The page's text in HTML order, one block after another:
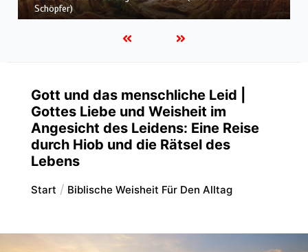
als Unschuldiger umgekommen?)
Gott und das menschliche Leid |
Gottes Liebe und Weisheit im
Angesicht des Leidens: Eine Reise
durch Hiob und die Rätsel des
Lebens
Start Biblische Weisheit Für Den Alltag